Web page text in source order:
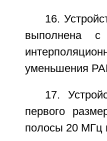
16.
выполнена с
уменьшения
17.
первого
полосы 20 МГц